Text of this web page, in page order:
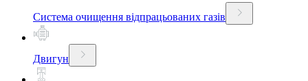
Система очищення відпрацьованих газів
Двигун